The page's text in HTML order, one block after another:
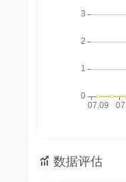
数据评估